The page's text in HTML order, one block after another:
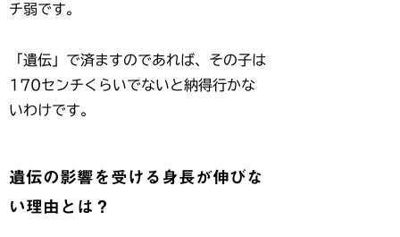
チ弱です。
「遺伝」で済ますのであれば、その子は
170センチくらいでないと納得行かな
いわけです。
遺伝の影響を受ける身長が伸びな
い理由とは？